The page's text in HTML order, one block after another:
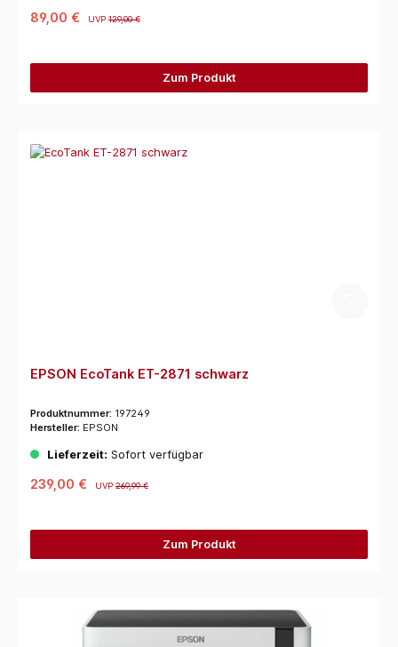
89,00 € UVP129,00 €
Zum Produkt
EPSON EcoTank ET-2871 schwarz
Produktnummer: 197249
Hersteller: EPSON
Lieferzeit: Sofort verfügbar
239,00 € UVP269,99 €
Zum Produkt